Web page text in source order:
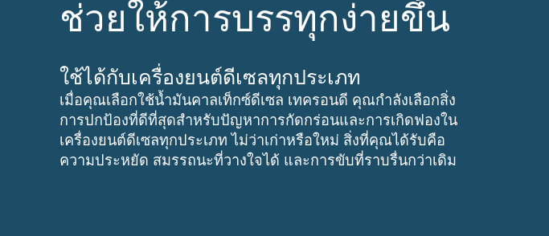
ช่วยให้การบรรทุกง่ายขึ้น
ใช้ได้กับเครื่องยนต์ดีเซลทุกประเภท
เมื่อคุณเลือกใช้น้ำมันคาลเท็กซ์ดีเซล เทครอนดี คุณกำลังเลือกสิ่ง
การปกป้องที่ดีที่สุดสำหรับปัญหาการกัดกร่อนและการเกิดฟองใน
เครื่องยนต์ดีเซลทุกประเภท ไม่ว่าเก่าหรือใหม่ สิ่งที่คุณได้รับคือ
ความประหยัด สมรรถนะที่วางใจได้ และการขับที่ราบรื่นกว่าเดิม